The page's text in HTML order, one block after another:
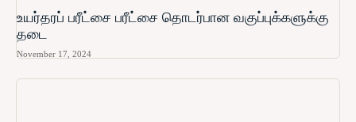
உயர்தரப் பரீட்சை பரீட்சை தொடர்பான வகுப்புக்களுக்கு
தடை
November 17, 2024